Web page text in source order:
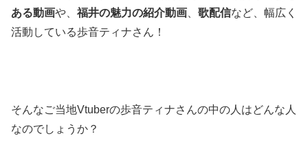
ある動画や、 福井の魅力の紹介動画 歌配信など、幅広く
活動している歩音ティナさん！
そんなご当地Vtuberの歩音ティナさんの中の人はどんな人
なのでしょうか？